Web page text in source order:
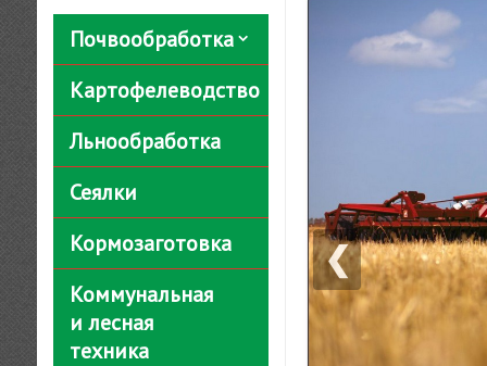
Почвообработка
Картофелеводство
Льнообработка
Сеялки
Кормозаготовка
Коммунальная
и лесная
техника
❮